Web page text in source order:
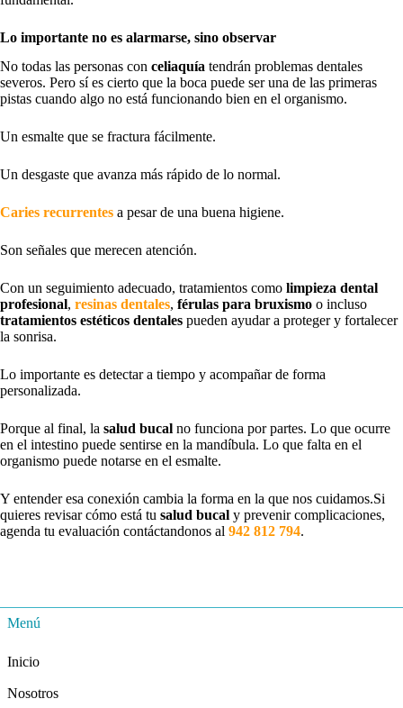
Lo importante no es alarmarse, sino observar
No todas las personas con celiaquía tendrán problemas dentales
severos. Pero sí es cierto que la boca puede ser una de las primeras
pistas cuando algo no está funcionando bien en el organismo.
Un esmalte que se fractura fácilmente.
Un desgaste que avanza más rápido de lo normal.
Caries recurrentes a pesar de una buena higiene.
Son señales que merecen atención.
Con un seguimiento adecuado, tratamientos como limpieza dental
profesional, resinas dentales, férulas para bruxismo o incluso
tratamientos estéticos dentales pueden ayudar a proteger y fortalecer
la sonrisa.
Lo importante es detectar a tiempo y acompañar de forma
personalizada.
Porque al final, la salud bucal no funciona por partes. Lo que ocurre
en el intestino puede sentirse en la mandíbula. Lo que falta en el
organismo puede notarse en el esmalte.
Y entender esa conexión cambia la forma en la que nos cuidamos.Si
quieres revisar cómo está tu salud bucal y prevenir complicaciones,
agenda tu evaluación contáctandonos al 942 812 794.
Menú
Inicio
Nosotros